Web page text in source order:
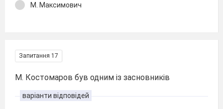
М. Максимович
Запитання 17
М. Костомаров був одним із засновників
варіанти відповідей